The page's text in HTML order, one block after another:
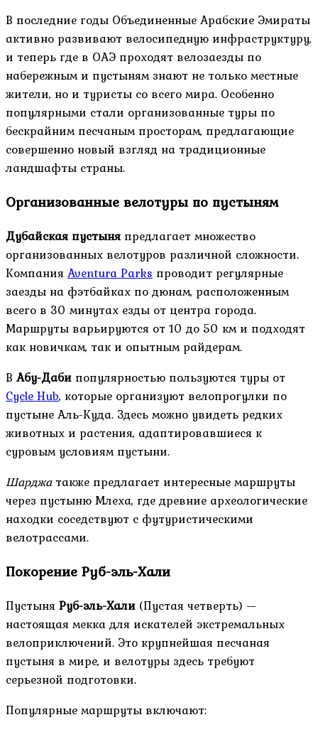
В последние годы Объединенные Арабские Эмираты
активно развивают велосипедную инфраструктуру,
и теперь где в ОАЭ проходят велозаезды по
набережным и пустыням знают не только местные
жители, но и туристы со всего мира. Особенно
популярными стали организованные туры по
бескрайним песчаным просторам, предлагающие
совершенно новый взгляд на традиционные
ландшафты страны.
Организованные велотуры по пустыням
Дубайская пустыня предлагает множество
организованных велотуров различной сложности.
КомпанияAventura Parks проводит регулярные
заезды на фэтбайках по дюнам, расположенным
всего в 30 минутах езды от центра города.
Маршруты варьируются от 10 до 50 км и подходят
как новичкам, так и опытным райдерам.
В Абу-Даби популярностью пользуются туры от
Cycle Hub, которые организуют велопрогулки по
пустыне Аль-Куда. Здесь можно увидеть редких
животных и растения, адаптировавшиеся к
суровым условиям пустыни.
Шарджатакже предлагает интересные маршруты
через пустыню Млеха, где древние археологические
находки соседствуют с футуристическими
велотрассами.
Покорение Руб-эль-Хали
ПустыняРуб-эль-Хали (Пустая четверть) —
настоящая мекка для искателей экстремальных
велоприключений. Это крупнейшая песчаная
пустыня в мире, и велотуры здесь требуют
серьезной подготовки.
Популярные маршруты включают: